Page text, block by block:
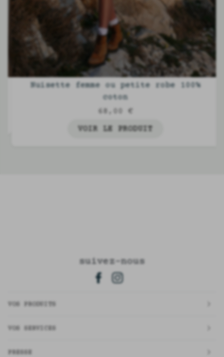
Nuisette femme ou petite robe 100%
coton
68,00 €
VOIR LE PRODUIT
suivez-nous
VOS PRODUITS
VOS SERVICES
PRESSE